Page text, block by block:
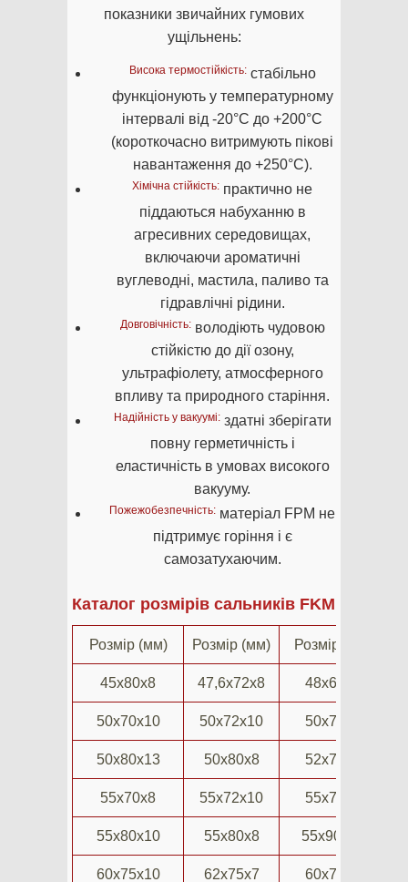
показники звичайних гумових
ущільнень:
Висока термостійкість:стабільно
функціонують у температурному
інтервалі від -20°C до +200°C
(короткочасно витримують пікові
навантаження до +250°C).
Хімічна стійкість: практично не
піддаються набуханню в
агресивних середовищах,
включаючи ароматичні
вуглеводні, мастила, паливо та
гідравлічні рідини.
Довговічність:володіють чудовою
стійкістю до дії озону,
ультрафіолету, атмосферного
впливу та природного старіння.
Надійність у вакуумі:здатні зберігати
повну герметичність і
еластичність в умовах високого
вакууму.
Пожежобезпечність: матеріал FPM не
підтримує горіння і є
самозатухаючим.
Каталог розмірів сальників FKM
Розмір (мм) Розмір (мм) Розмір (мм)
45х80х8 47,6х72х8 48х62х8
50х70х10 50х72х10 50х72х7
50х80х13 50х80х8 52х72х7
55х70х8 55х72х10 55х72х7
55х80х10 55х80х8 55х90х10
60х75х10 62х75х7 60х75х8